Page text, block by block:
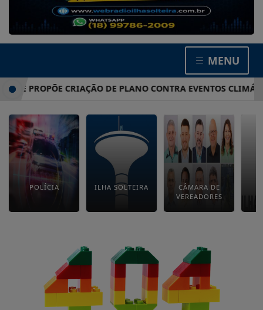
MENU
PROPÕE CRIAÇÃO DE PLANO CONTRA EVENTOS
POLÍCIA ILHA SOLTEIRA
CÂMARA DE
VEREADORES